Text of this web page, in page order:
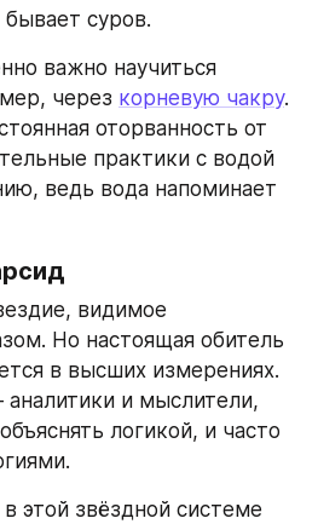
суров.
важно научиться
через корневую чакру.
оторванность от
практики с водой
ведь вода напоминает
видимое
Но настоящая обитель
и мыслители,
логикой, и часто
этой звёздной системе